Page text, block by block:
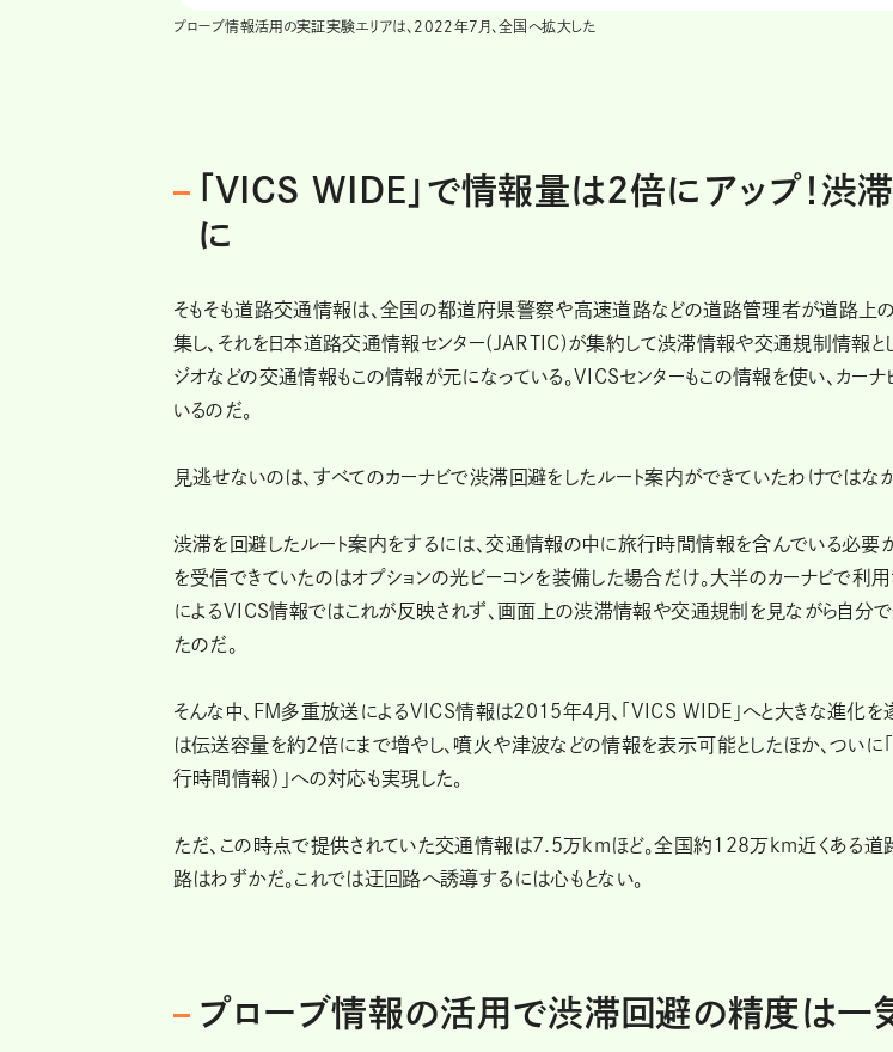
プローブ情報活用の実証実験エリアは、2022年7月、全国へ拡大した
「VICS WIDE」で情報量は2倍にアップ！渋
に
そもそも道路交通情報は、全国の都道府県警察や高速道路などの道路管理者が道路上
集し、それを日本道路交通情報センター(JARTIC)が集約して渋滞情報や交通規制情報と
ジオなどの交通情報もこの情報が元になっている。VICSセンターもこの情報を使い、カーナ
いるのだ。
見逃せないのは、すべてのカーナビで渋滞回避をしたルート案内ができていたわけではなか
渋滞を回避したルート案内をするには、交通情報の中に旅行時間情報を含んでいる必要が
を受信できていたのはオプションの光ビーコンを装備した場合だけ。大半のカーナビで利
によるVICS情報ではこれが反映されず、画面上の渋滞情報や交通規制を見ながら自分
たのだ。
そんな中、FM多重放送によるVICS情報は2015年4月、「VICS WIDE」へと大きな進化を
は伝送容量を約2倍にまで増やし、噴火や津波などの情報を表示可能としたほか、ついに「
行時間情報）」への対応も実現した。
ただ、この時点で提供されていた交通情報は7.5万kmほど。全国約128万km近くある道
路はわずかだ。これでは迂回路へ誘導するには心もとない。
プローブ情報の活用で渋滞回避の精度は一